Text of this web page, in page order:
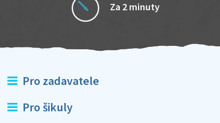
Za 2 minuty
Pro zadavatele
Pro šikuly